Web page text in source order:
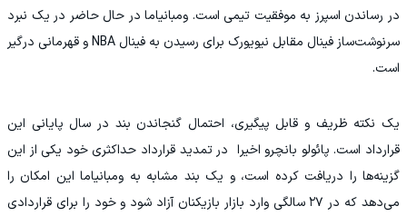
در رساندن اسپرز به موفقیت تیمی است. ومبانیاما در حال حاضر در یک نبرد
سرنوشت‌ساز فینال مقابل نیویورک برای رسیدن به فینال NBA و قهرمانی درگیر
است.
یک نکته ظریف و قابل پیگیری، احتمال گنجاندن بند در سال پایانی این
قرارداد است. پائولو بانچرو اخیرا در تمدید قرارداد حداکثری خود یکی از این
گزینه‌ها را دریافت کرده است، و یک بند مشابه به ومبانیاما این امکان را
می‌دهد که در ۲۷ سالگی وارد بازار بازیکنان آزاد شود و خود را برای قراردادی